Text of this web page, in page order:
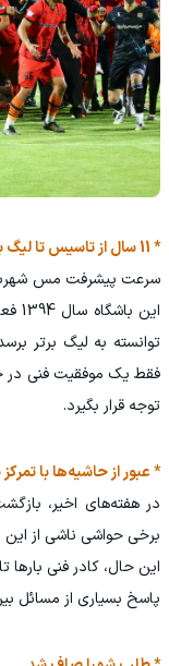
* 11 سال از تاسیس تا لیگ برتر
سرعت پیشرفت مس
توانسته به لیگ برتر
فقط یک موفقیت فنی در
توجه قرار بگیرد.
* عبور از حاشیه‌ها با
در هفته‌های اخیر،
برخی حواشی ناشی از این
این حال، کادر فنی
پاسخ بسیاری از مسائل